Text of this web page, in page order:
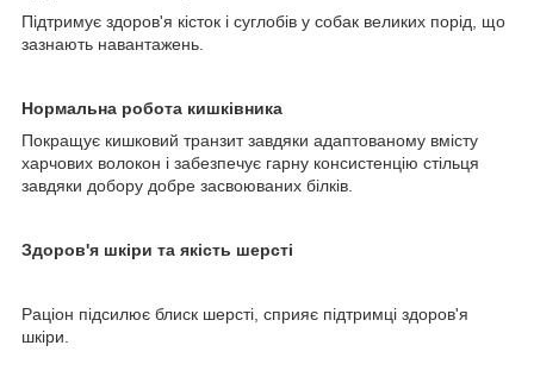
Підтримує здоров'я кісток і суглобів у собак великих порід, що
зазнають навантажень.
Нормальна робота кишківника
Покращує кишковий транзит завдяки адаптованому вмісту
харчових волокон і забезпечує гарну консистенцію стільця
завдяки добору добре засвоюваних білків.
Здоров'я шкіри та якість шерсті
Раціон підсилює блиск шерсті, сприяє підтримці здоров'я
шкіри.